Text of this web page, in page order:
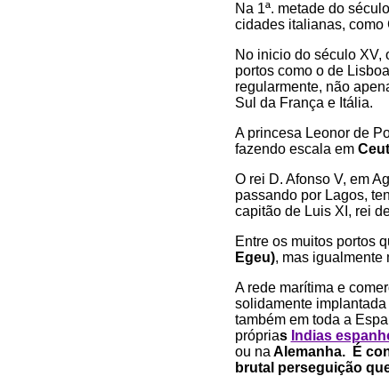
Na 1ª. metade do
cidades italianas, como
No inicio do século XV,
portos como o de
regularmente, não
Sul da França e Itália.
A princesa Leonor de
fazendo escala em
O rei D. Afonso V, em
passando por Lagos,
capitão de Luis XI, rei
Entre os muitos portos
Egeu), mas igualmente
A rede marítima e
solidamente
também em toda a
próprias Indias
ou na Alemanha. É
brutal perseguição